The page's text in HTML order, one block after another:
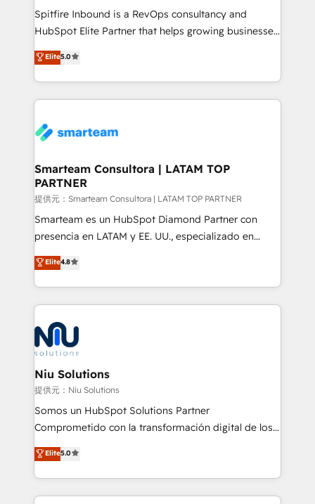
Spitfire Inbound is a RevOps consultancy and
HubSpot Elite Partner that helps growing businesses
design predictable, scalable revenue-driving
strategies. With offices in South Africa and London,
we take a RevOps-led approach that aligns sales,
marketing & service, breaks down silos, and gives
confidence. We deliver end to end strategy and
and technology around a single source of truth to
support sustainable growth and better decision-
making. Working with clients locally and globally, our
expertise includes HubSpot onboarding and CRM
implementation, automation, sales and customer
and data-driven campaigns. Winners of the first
Global HEART Award, Yamini Rogan, CEO of
Connect with us to see how we can do better and be
better together 🏆
Elite5.0
Smarteam Consultora | LATAM TOP
PARTNER
提供元：Smarteam Consultora | LATAM TOP PARTNER
Smarteam es un HubSpot Diamond Partner con
presencia en LATAM y EE. UU., especializado en
implementaciones de HubSpot, integraciones API y
optimización de procesos comerciales con IA. Con
más de 6 años de experiencia, hemos liderado 100+
implementaciones conectando HubSpot con SAP,
ERPs, e-commerce, plataformas financieras,
WhatsApp y sistemas logísticos. Nuestro equipo
multicultural trabaja en español, inglés y portugués,
uniendo visión estratégica y excelencia técnica para
generar resultados medibles. Apoyamos a empresas
de construcción, educación, tecnología, retail, e-
commerce, salud, financieras, seguros y servicios,
tomar decisiones basadas en datos. 🌎 Highlights:
5+ años como partner HubSpot 100+
Elite4.8
Niu Solutions
提供元：Niu Solutions
Somos un HubSpot Solutions Partner
Comprometido con la transformación digital de los
procesos comerciales de las empresas en
Latinoamérica, con un enfoque en Marketing, Ventas
y Servicio al Cliente. Somos un equipo de trabajo
multidisciplinario de alto rendimiento, con
Elite5.0